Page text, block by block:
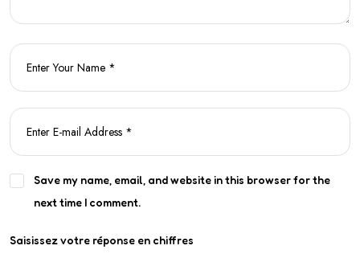
Save my name, email, and website in this browser for the
next time I comment.
Saisissez votre réponse en chiffres